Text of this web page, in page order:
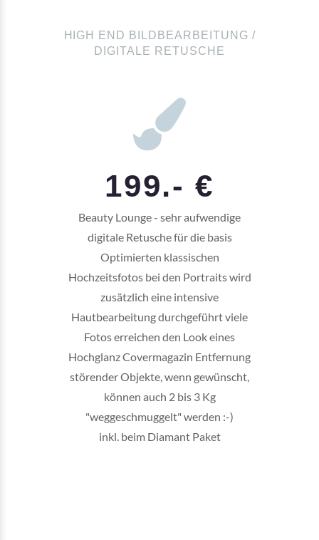
HIGH END BILDBEARBEITUNG /
DIGITALE RETUSCHE
199.- €
Beauty Lounge - sehr aufwendige
digitale Retusche für die basis
Optimierten klassischen
Hochzeitsfotos bei den Portraits wird
zusätzlich eine intensive
Hautbearbeitung durchgeführt viele
Fotos erreichen den Look eines
Hochglanz Covermagazin Entfernung
störender Objekte, wenn gewünscht,
können auch 2 bis 3 Kg
"weggeschmuggelt" werden :-)
inkl. beim Diamant Paket